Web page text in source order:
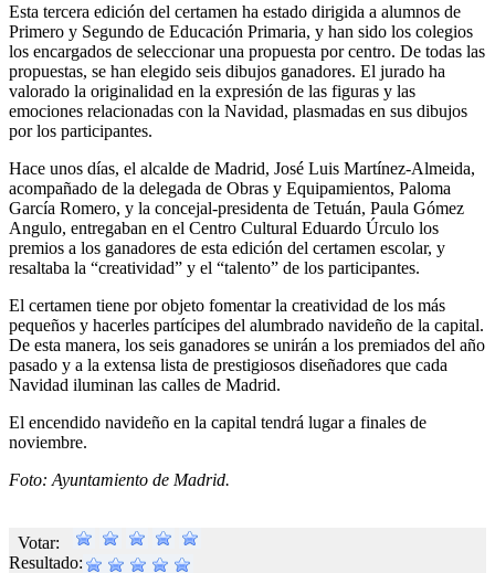
Esta tercera edición del certamen ha estado dirigida a alumnos de
Primero y Segundo de Educación Primaria, y han sido los colegios
los encargados de seleccionar una propuesta por centro. De todas las
propuestas, se han elegido seis dibujos ganadores. El jurado ha
valorado la originalidad en la expresión de las figuras y las
emociones relacionadas con la Navidad, plasmadas en sus dibujos
por los participantes.
Hace unos días, el alcalde de Madrid, José Luis Martínez-Almeida,
acompañado de la delegada de Obras y Equipamientos, Paloma
García Romero, y la concejal-presidenta de Tetuán, Paula Gómez
Angulo, entregaban en el Centro Cultural Eduardo Úrculo los
premios a los ganadores de esta edición del certamen escolar, y
resaltaba la “creatividad” y el “talento” de los participantes.
El certamen tiene por objeto fomentar la creatividad de los más
pequeños y hacerles partícipes del alumbrado navideño de la capital.
De esta manera, los seis ganadores se unirán a los premiados del año
pasado y a la extensa lista de prestigiosos diseñadores que cada
Navidad iluminan las calles de Madrid.
El encendido navideño en la capital tendrá lugar a finales de
noviembre.
Foto: Ayuntamiento de Madrid.
Votar:
Resultado: